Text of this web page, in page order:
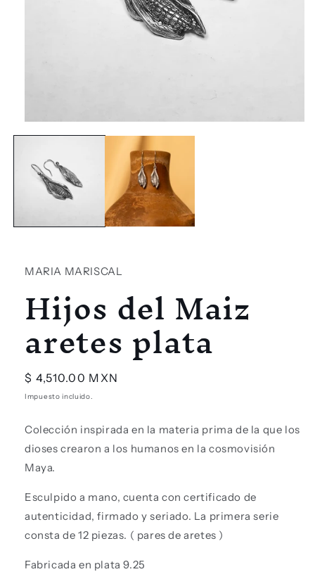
elemento
en
ventana
MARIA MARISCAL
Hijos del Maiz
aretes plata
Precio
habitual
$ 4,510.00 MXN
Impuesto incluido.
Colección inspirada en la materia prima de la que los
dioses crearon a los humanos en la cosmovisión
Maya.
Esculpido a mano, cuenta con certificado de
autenticidad, firmado y seriado. La primera serie
consta de 12 piezas. ( pares de aretes )
Fabricada en plata 9.25